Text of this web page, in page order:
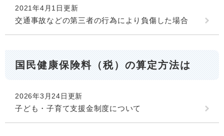
2021年4月1日更新
交通事故などの第三者の行為により負傷した場合
国民健康保険料（税）の算定方法は
2026年3月24日更新
子ども・子育て支援金制度について